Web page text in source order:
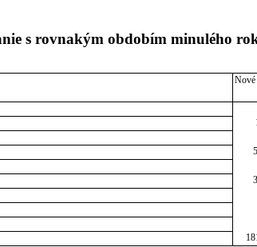
s rovnakým obdobím minulého